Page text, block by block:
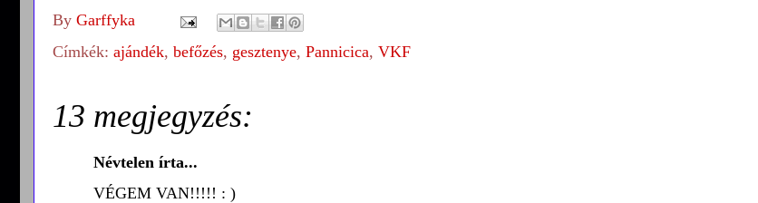
By Garffyka
Címkék: ajándék, befőzés, gesztenye, Pannicica, VKF
13 megjegyzés:
Névtelen írta...
VÉGEM VAN!!!!! : )